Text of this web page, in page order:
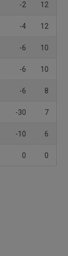
-2 12
-4 12
-6 10
-6 10
-6 8
-30 7
-10 6
0 0